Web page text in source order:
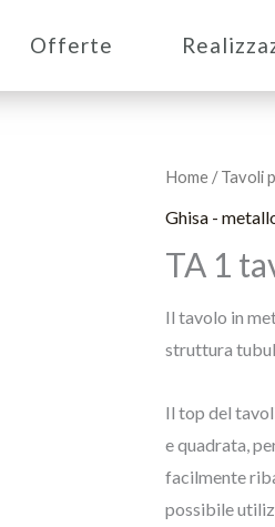
Offerte
Home /Tavoli
Ghisa -
TA 1
Il tavolo in
struttura
Il top del
e quadrata,
facilmente
possibile